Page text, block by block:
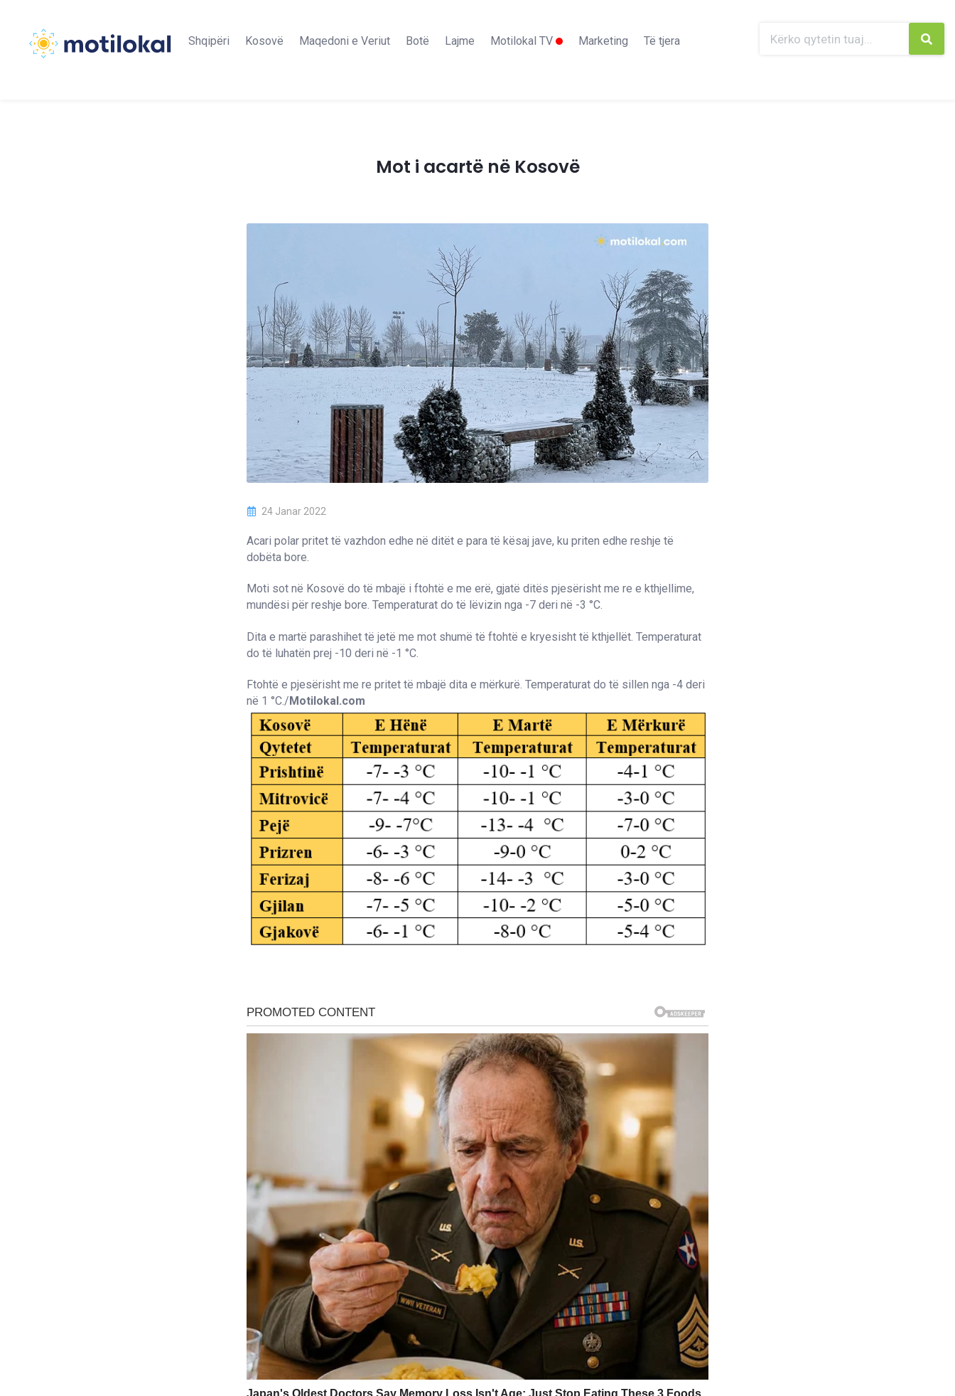
Shqipëri Kosovë Maqedoni e Veriut Botë Lajme Motilokal TV Marketing Të tjera
Mot i acartë në Kosovë
24 Janar 2022
Acari polar pritet të vazhdon edhe në ditët e para të kësaj jave, ku priten edhe reshje të
dobëta bore.
Moti sot në Kosovë do të mbajë i ftohtë e me erë, gjatë ditës pjesërisht me re e kthjellime,
mundësi për reshje bore. Temperaturat do të lëvizin nga -7 deri në -3 °C.
Dita e martë parashihet të jetë me mot shumë të ftohtë e kryesisht të kthjellët. Temperaturat
do të luhatën prej -10 deri në -1 °C.
Ftohtë e pjesërisht me re pritet të mbajë dita e mërkurë. Temperaturat do të sillen nga -4 deri
në 1 °C./ Motilokal.com